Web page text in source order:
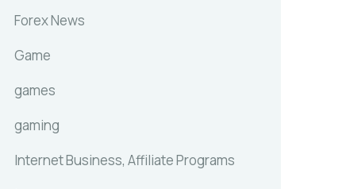
Forex News
Game
games
gaming
Internet Business, Affiliate Programs